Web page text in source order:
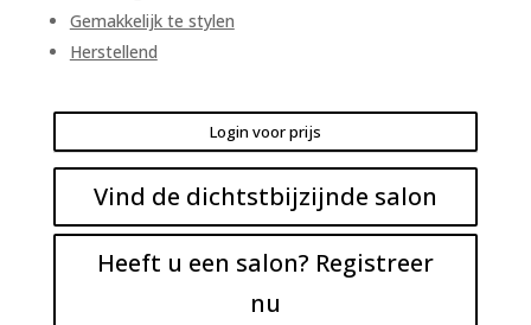
Gemakkelijk te stylen
Herstellend
Login voor prijs
Vind de dichtstbijzijnde salon
Heeft u een salon? Registreer
nu